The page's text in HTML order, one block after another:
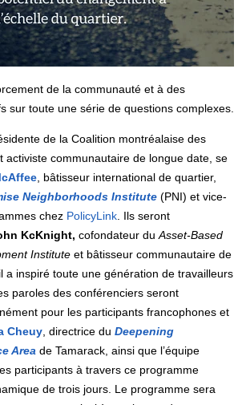
de la communauté et à des
sur toute une série de questions complexes.
de la Coalition montréalaise des
activiste communautaire de longue date, se
, bâtisseur international de quartier,
Neighborhoods Institute (PNI) et vice-
chez PolicyLink . Ils seront
KcKnight, cofondateur du Asset-Based
Institute et bâtisseur communautaire de
a inspiré toute une génération de travailleurs
paroles des conférenciers seront
pour les participants francophones et
Cheuy , directrice du Deepening
Area de Tamarack, ainsi que l’équipe
participants à travers ce programme
de trois jours. Le programme sera